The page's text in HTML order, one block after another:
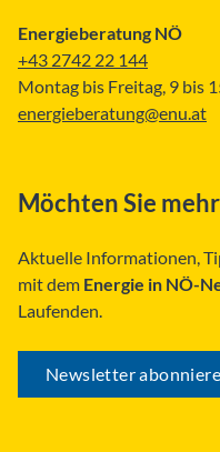
Energieberatung NÖ
+43 2742 22 144
Montag bis Freitag, 9 bis
energieberatung@enu.at
Möchten Sie
Aktuelle Informationen,
mit dem Energie in NÖ-
Laufenden.
Newsletter